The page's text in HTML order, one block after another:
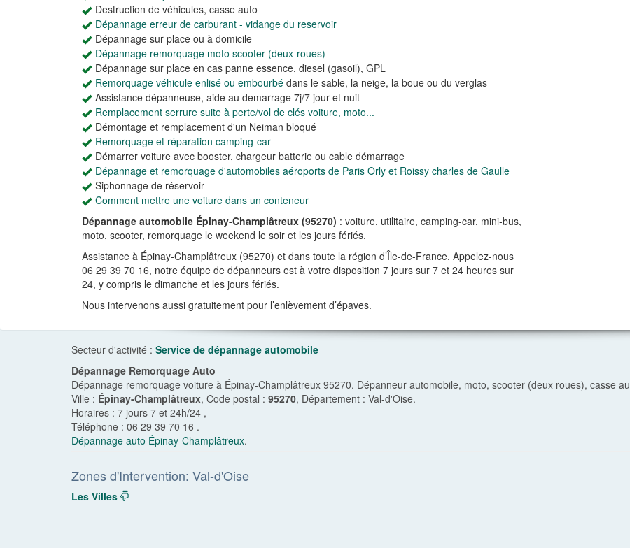
Destruction de véhicules, casse auto
Dépannage erreur de carburant - vidange du reservoir
Dépannage sur place ou à domicile
Dépannage remorquage moto scooter (deux-roues)
Dépannage sur place en cas panne essence, diesel (gasoil), GPL
Remorquage véhicule enlisé ou embourbé dans le sable, la neige, la boue ou du verglas
Assistance dépanneuse, aide au demarrage 7j/7 jour et nuit
Remplacement serrure suite à perte/vol de clés voiture, moto...
Démontage et remplacement d'un Neiman bloqué
Remorquage et réparation camping-car
Démarrer voiture avec booster, chargeur batterie ou cable démarrage
Dépannage et remorquage d'automobiles aéroports de Paris Orly et Roissy charles de Gaulle
Siphonnage de réservoir
Comment mettre une voiture dans un conteneur
Dépannage automobile Épinay-Champlâtreux (95270) : voiture, utilitaire, camping-car, mini-bus,
moto, scooter, remorquage le weekend le soir et les jours fériés.
Assistance à Épinay-Champlâtreux (95270) et dans toute la région d’Île-de-France. Appelez-nous
06 29 39 70 16, notre équipe de dépanneurs est à votre disposition 7 jours sur 7 et 24 heures sur
24, y compris le dimanche et les jours fériés.
Nous intervenons aussi gratuitement pour l’enlèvement d’épaves.
Secteur d'activité : Service de dépannage automobile
Dépannage Remorquage Auto
Dépannage remorquage voiture à Épinay-Champlâtreux 95270. Dépanneur automobile, moto, scooter (deux roues), casse
Ville : Épinay-Champlâtreux, Code postal : 95270, Département : Val-d'Oise.
Horaires : 7 jours 7 et 24h/24 ,
Téléphone : 06 29 39 70 16 .
Dépannage auto Épinay-Champlâtreux.
Zones d'Intervention: Val-d'Oise
Les Villes